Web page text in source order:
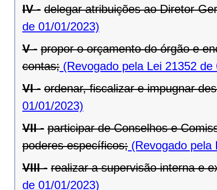
IV - delegar atribuições ao Diretor-
de 01/01/2023)
V - propor o orçamento do órgão e
contas; (Revogado pela Lei 21352 de
VI - ordenar, fiscalizar e impugnar
01/01/2023)
VII - participar de Conselhos e
poderes específicos; (Revogado pela
VIII - realizar a supervisão interna e
de 01/01/2023)